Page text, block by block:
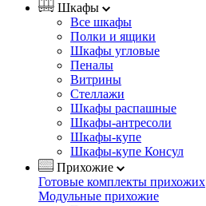
Шкафы
Все шкафы
Полки и ящики
Шкафы угловые
Пеналы
Витрины
Стеллажи
Шкафы распашные
Шкафы-антресоли
Шкафы-купе
Шкафы-купе Консул
Прихожие
Готовые комплекты прихожих
Модульные прихожие